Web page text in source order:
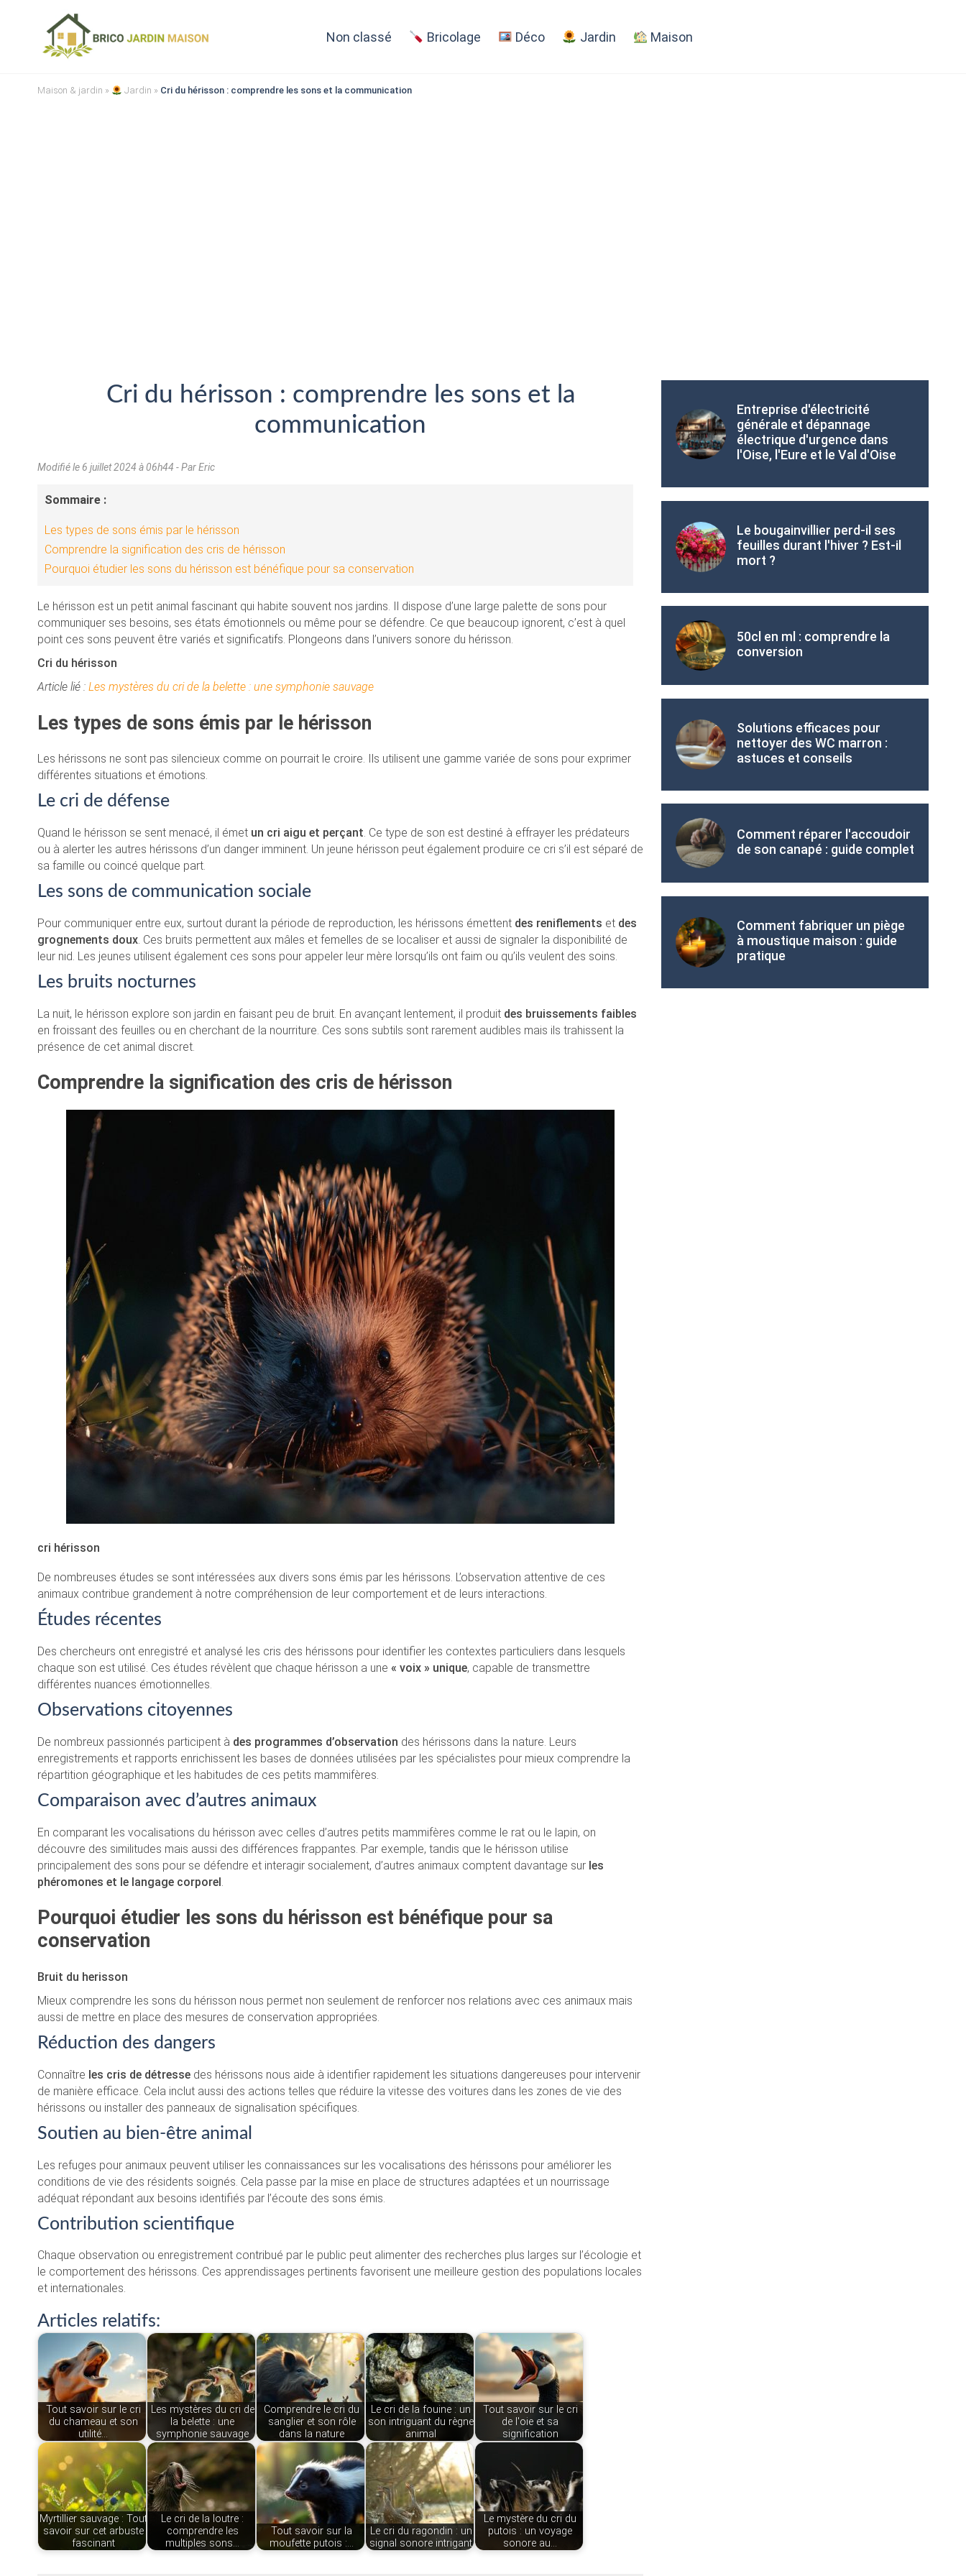
Non classé Bricolage Déco Jardin Maison
Maison & jardin » Jardin » Cri du hérisson : comprendre les sons et la communication
Cri du hérisson : comprendre les sons et la
communication
Modifié le 6 juillet 2024 à 06h44 - Par Eric
Sommaire :
Les types de sons émis par le hérisson
Comprendre la signification des cris de hérisson
Pourquoi étudier les sons du hérisson est bénéfique pour sa conservation
Le hérisson est un petit animal fascinant qui habite souvent nos jardins. Il dispose d’une large palette de sons pour
communiquer ses besoins, ses états émotionnels ou même pour se défendre. Ce que beaucoup ignorent, c’est à quel
point ces sons peuvent être variés et significatifs. Plongeons dans l’univers sonore du hérisson.
Cri du hérisson
Article lié : Les mystères du cri de la belette : une symphonie sauvage
Les types de sons émis par le hérisson
Les hérissons ne sont pas silencieux comme on pourrait le croire. Ils utilisent une gamme variée de sons pour exprimer
différentes situations et émotions.
Le cri de défense
Quand le hérisson se sent menacé, il émet un cri aigu et perçant. Ce type de son est destiné à effrayer les prédateurs
ou à alerter les autres hérissons d’un danger imminent. Un jeune hérisson peut également produire ce cri s’il est séparé de
sa famille ou coincé quelque part.
Les sons de communication sociale
Pour communiquer entre eux, surtout durant la période de reproduction, les hérissons émettent des reniflements et des
grognements doux . Ces bruits permettent aux mâles et femelles de se localiser et aussi de signaler la disponibilité de
leur nid. Les jeunes utilisent également ces sons pour appeler leur mère lorsqu’ils ont faim ou qu’ils veulent des soins.
Les bruits nocturnes
La nuit, le hérisson explore son jardin en faisant peu de bruit. En avançant lentement, il produit des bruissements faibles
en froissant des feuilles ou en cherchant de la nourriture. Ces sons subtils sont rarement audibles mais ils trahissent la
présence de cet animal discret.
Comprendre la signification des cris de hérisson
cri hérisson
De nombreuses études se sont intéressées aux divers sons émis par les hérissons. L’observation attentive de ces
animaux contribue grandement à notre compréhension de leur comportement et de leurs interactions.
Études récentes
Des chercheurs ont enregistré et analysé les cris des hérissons pour identifier les contextes particuliers dans lesquels
chaque son est utilisé. Ces études révèlent que chaque hérisson a une « voix » unique, capable de transmettre
différentes nuances émotionnelles.
Observations citoyennes
De nombreux passionnés participent à des programmes d’observation des hérissons dans la nature. Leurs
enregistrements et rapports enrichissent les bases de données utilisées par les spécialistes pour mieux comprendre la
répartition géographique et les habitudes de ces petits mammifères.
Comparaison avec d’autres animaux
En comparant les vocalisations du hérisson avec celles d’autres petits mammifères comme le rat ou le lapin, on
découvre des similitudes mais aussi des différences frappantes. Par exemple, tandis que le hérisson utilise
principalement des sons pour se défendre et interagir socialement, d’autres animaux comptent davantage sur les
phéromones et le langage corporel.
Pourquoi étudier les sons du hérisson est bénéfique pour sa
conservation
Bruit du herisson
Mieux comprendre les sons du hérisson nous permet non seulement de renforcer nos relations avec ces animaux mais
aussi de mettre en place des mesures de conservation appropriées.
Réduction des dangers
Connaître les cris de détresse des hérissons nous aide à identifier rapidement les situations dangereuses pour intervenir
de manière efficace. Cela inclut aussi des actions telles que réduire la vitesse des voitures dans les zones de vie des
hérissons ou installer des panneaux de signalisation spécifiques.
Soutien au bien-être animal
Les refuges pour animaux peuvent utiliser les connaissances sur les vocalisations des hérissons pour améliorer les
conditions de vie des résidents soignés. Cela passe par la mise en place de structures adaptées et un nourrissage
adéquat répondant aux besoins identifiés par l’écoute des sons émis.
Contribution scientifique
Chaque observation ou enregistrement contribué par le public peut alimenter des recherches plus larges sur l’écologie et
le comportement des hérissons. Ces apprendissages pertinents favorisent une meilleure gestion des populations locales
et internationales.
Articles relatifs:
Tout savoir sur le cri
du chameau et son
utilité…
Les mystères du cri de
la belette : une
symphonie sauvage
Comprendre le cri du
sanglier et son rôle
dans la nature
Le cri de la fouine : un
son intriguant du règne
animal
Tout savoir sur le cri
de l'oie et sa
signification
Myrtillier sauvage : Tout
savoir sur cet arbuste
fascinant
Le cri de la loutre :
comprendre les
multiples sons…
Tout savoir sur la
moufette putois :…
Le cri du ragondin : un
signal sonore intrigant
Le mystère du cri du
putois : un voyage
sonore au…
Entreprise d'électricité
générale et dépannage
électrique d'urgence dans
l'Oise, l'Eure et le Val d'Oise
Le bougainvillier perd-il ses
feuilles durant l'hiver ? Est-il
mort ?
50cl en ml : comprendre la
conversion
Solutions efficaces pour
nettoyer des WC marron :
astuces et conseils
Comment réparer l'accoudoir
de son canapé : guide complet
Comment fabriquer un piège
à moustique maison : guide
pratique